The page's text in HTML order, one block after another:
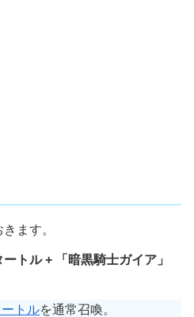
ます。
トル + 「暗黒騎士ガイア」
トルを通常召喚。